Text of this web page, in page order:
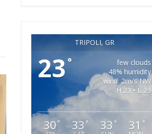
TRIPOLI, GR
23°
few clouds
48% humidity
wind: 2m/s NW
H 23 • L 23
30 ° 33 ° 33 ° 31 °